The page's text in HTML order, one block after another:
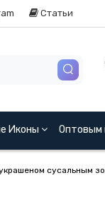
Статьи
Иконы Оптовым
сусальным